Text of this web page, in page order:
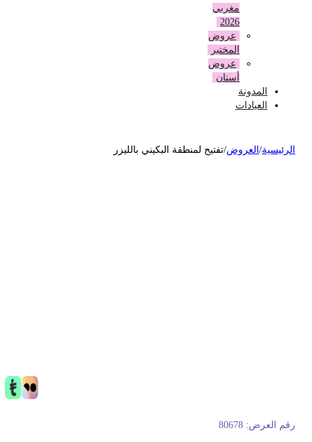
مغربي
عروض
المختبر
عروض
أسنان
المدونة
العيادات
/العروض تفتيح لمنطقة البكيني بالليزر
العرض: 80678